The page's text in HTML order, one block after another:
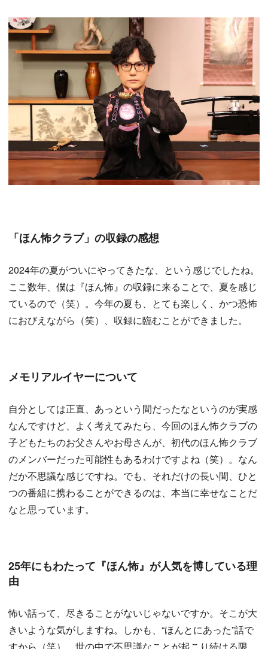
「ほん怖クラブ」の収録の感想
2024年の夏がついにやってきたな、という感じでしたね。
ここ数年、僕は『ほん怖』の収録に来ることで、夏を感じ
ているので（笑）。今年の夏も、とても楽しく、かつ恐怖
におびえながら（笑）、収録に臨むことができました。
メモリアルイヤーについて
自分としては正直、あっという間だったなというのが実感
なんですけど、よく考えてみたら、今回のほん怖クラブの
子どもたちのお父さんやお母さんが、初代のほん怖クラブ
のメンバーだった可能性もあるわけですよね（笑）。なん
だか不思議な感じですね。でも、それだけの長い間、ひと
つの番組に携わることができるのは、本当に幸せなことだ
なと思っています。
25年にもわたって『ほん怖』が人気を博している理
由
怖い話って、尽きることがないじゃないですか。そこが大
きいような気がしますね。しかも、“ほんとにあった”話で